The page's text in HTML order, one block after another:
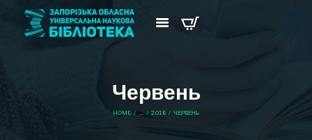
Червень
HOME ... 2018 ЧЕРВЕНЬ